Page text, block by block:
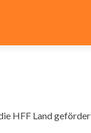
HFF Land